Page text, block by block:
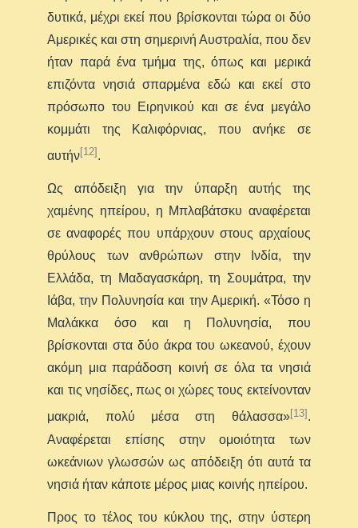
δυτικά, μέχρι εκεί που βρίσκονται τώρα οι δύο
Αμερικές και στη σημερινή Αυστραλία, που δεν
ήταν παρά ένα τμήμα της, όπως και μερικά
επιζόντα νησιά σπαρμένα εδώ και εκεί στο
πρόσωπο του Ειρηνικού και σε ένα μεγάλο
κομμάτι της Καλιφόρνιας, που ανήκε σε
αυτήν[12] .
Ως απόδειξη για την ύπαρξη αυτής της
χαμένης ηπείρου, η Μπλαβάτσκυ αναφέρεται
σε αναφορές που υπάρχουν στους αρχαίους
θρύλους των ανθρώπων στην Ινδία, την
Ελλάδα, τη Μαδαγασκάρη, τη Σουμάτρα, την
Ιάβα, την Πολυνησία και την Αμερική. «Τόσο η
Μαλάκκα όσο και η Πολυνησία, που
βρίσκονται στα δύο άκρα του ωκεανού, έχουν
ακόμη μια παράδοση κοινή σε όλα τα νησιά
και τις νησίδες, πως οι χώρες τους εκτείνονταν
μακριά, πολύ μέσα στη θάλασσα»[13].
Αναφέρεται επίσης στην ομοιότητα των
ωκεάνιων γλωσσών ως απόδειξη ότι αυτά τα
νησιά ήταν κάποτε μέρος μιας κοινής ηπείρου.
Προς το τέλος του κύκλου της, στην ύστερη